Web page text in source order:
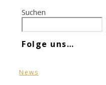
Suchen
Folge uns…
News